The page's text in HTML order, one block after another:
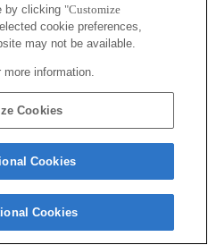
by clicking "Customize
cookie preferences,
may not be available.
more information.
Cookies
Cookies
Cookies